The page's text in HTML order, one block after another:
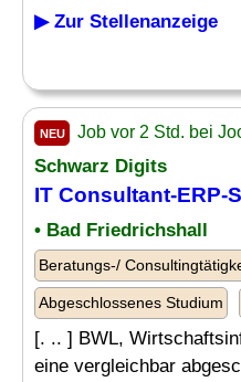
▶ Zur Stellenanzeige
NEU Job vor 2 Std. bei
Schwarz Digits
IT Consultant-ERP-
• Bad Friedrichshall
Beratungs-/
Abgeschlossenes Studium
[. .. ] BWL,
eine vergleichbar